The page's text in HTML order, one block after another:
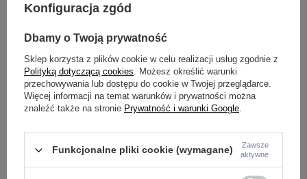
Nakrętka stożek - srebrny -
CZ-002
Nakrętka srebrna kulka - CZ-
003
Konfiguracja zgód
Dbamy o Twoją prywatność
Sklep korzysta z plików cookie w celu realizacji usług zgodnie z
Polityką dotyczącą cookies. Możesz określić warunki
przechowywania lub dostępu do cookie w Twojej przeglądarce.
Więcej informacji na temat warunków i prywatności można
znaleźć także na stronie Prywatność i warunki Google.
Funkcjonalne pliki cookie (wymagane)
Zawsze
aktywne